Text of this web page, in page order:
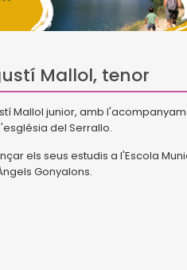
Mallol, tenor
Mallol junior, amb
del Serrallo.
els seus estudis a l'Escola
Gonyalons.